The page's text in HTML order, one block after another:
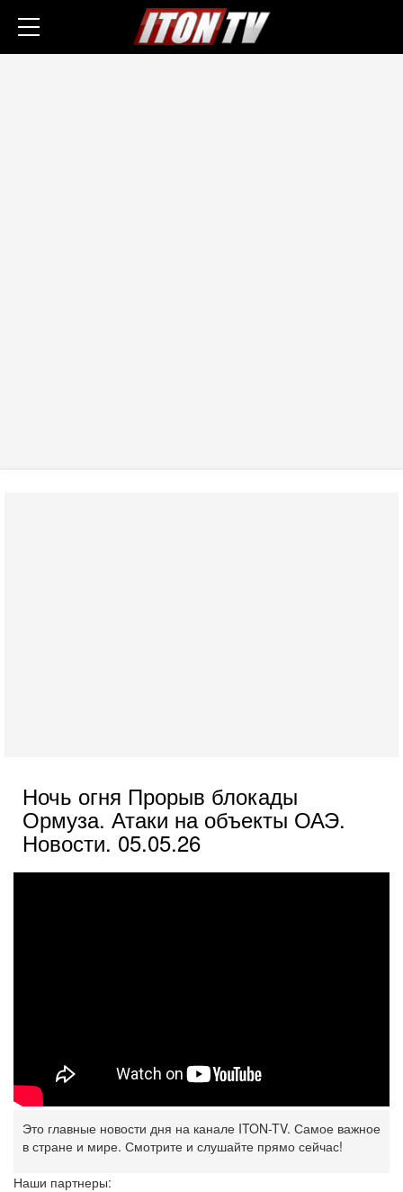
Ночь огня Прорыв блокады
Ормуза. Атаки на объекты ОАЭ.
Новости. 05.05.26
Это главные новости дня на канале ITON-TV. Самое важное
в стране и мире. Смотрите и слушайте прямо сейчас!
Наши партнеры: